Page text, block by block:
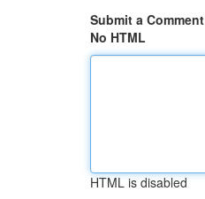
Submit a Comment
No HTML
HTML is disabled